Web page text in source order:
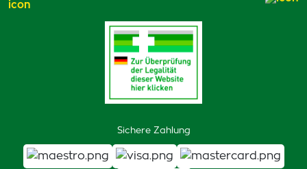
Sichere Zahlung